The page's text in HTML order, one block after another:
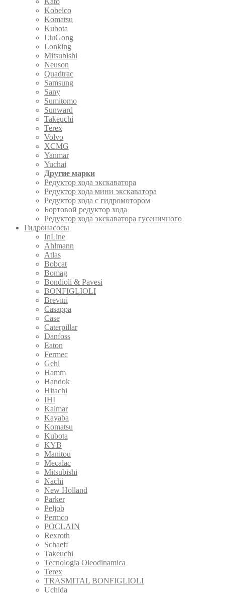
Kobelco
Komatsu
Kubota
LiuGong
Lonking
Mitsubishi
Neuson
Quadtrac
Samsung
Sany
Sumitomo
Sunward
Takeuchi
Terex
Volvo
XCMG
Yanmar
Yuchai
Другие марки
Редуктор хода экскаватора
Редуктор хода мини экскаватора
Редуктор хода с гидромотором
Бортовой редуктор хода
Редуктор хода экскаватора гусеничного
Гидронасосы
InLine
Ahlmann
Atlas
Bobcat
Bomag
Bondioli & Pavesi
BONFIGLIOLI
Brevini
Casappa
Case
Caterpillar
Danfoss
Eaton
Fermec
Gehl
Hamm
Handok
Hitachi
IHI
Kalmar
Kayaba
Komatsu
Kubota
KYB
Manitou
Mecalac
Mitsubishi
Nachi
New Holland
Parker
Peljob
Permco
POCLAIN
Rexroth
Schaeff
Takeuchi
Tecnologia Oleodinamica
Terex
TRASMITAL BONFIGLIOLI
Uchida